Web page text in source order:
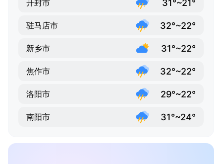
开封市 31°~21°
驻马店市 32°~22°
新乡市 31°~22°
焦作市 32°~22°
洛阳市 29°~22°
南阳市 31°~24°